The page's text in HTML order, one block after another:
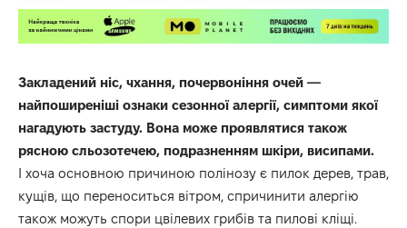
Закладений ніс, чхання, почервоніння очей —
найпоширеніші ознаки сезонної алергії, симптоми якої
нагадують застуду. Вона може проявлятися також
рясною сльозотечею, подразненням шкіри, висипами.
І хоча основною причиною полінозу є пилок дерев, трав,
кущів, що переноситься вітром, спричинити алергію
також можуть спори цвілевих грибів та пилові кліщі.